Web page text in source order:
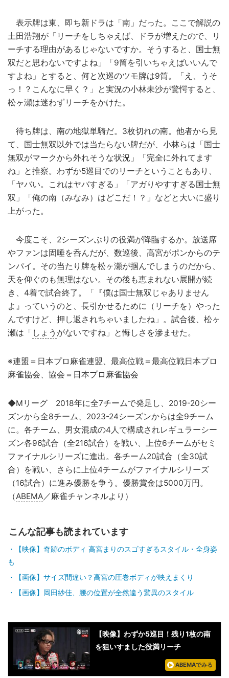
表示牌は東、即ち新ドラは「南」だった。ここで解説の
土田浩翔が「リーチをしちゃえば、ドラが増えたので、リ
ーチする理由があるじゃないですか。そうすると、国士無
双だと思わないですよね」「9筒を引いちゃえばいいんで
すよね」とすると、何と次巡のツモ牌は9筒。「え、うそ
っ！？こんなに早く？」と実況の小林未沙が驚愕すると、
松ヶ瀬は迷わずリーチをかけた。
待ち牌は、南の地獄単騎だ。3枚切れの南。他者から見
て、国士無双以外では当たらない牌だが、小林らは「国士
無双がマークから外れそうな状況」「完全に外れてます
ね」と推察。わずか5巡目でのリーチということもあり、
「ヤバい。これはヤバすぎる」「アガりやすすぎる国士無
双」「俺の南（みなみ）はどこだ！？」などと大いに盛り
上がった。
今度こそ、2シーズンぶりの役満が降臨するか。放送席
やファンは固唾を呑んだが、数巡後、高宮がポンからのテ
ンパイ。その当たり牌を松ヶ瀬が掴んでしまうのだから、
天を仰ぐのも無理はない。その後も恵まれない展開が続
き、4着で試合終了。「『僕は国士無双じゃありません
よ』っていうのと、長引かせるために（リーチを）やった
んですけど、押し返されちゃいましたね」。試合後、松ヶ
瀬は「 しょう がないですね」と悔しさを滲ませた。
※連盟＝日本プロ麻雀連盟、最高位戦＝最高位戦日本プロ
麻雀協会、協会＝日本プロ麻雀協会
◆Mリーグ 2018年に全7チームで発足し、2019-20シー
ズンから全8チーム、2023-24シーズンからは全9チーム
に。各チーム、男女混成の4人で構成されレギュラーシー
ズン各96試合（全216試合）を戦い、上位6チームがセミ
ファイナルシリーズに進出。各チーム20試合（全30試
合）を戦い、さらに上位4チームがファイナルシリーズ
（16試合）に進み優勝を争う。優勝賞金は5000万円。
（ABEMA／麻雀チャンネルより）
こんな記事も読まれています
【映像】奇跡のボディ 高宮まりのスゴすぎるスタイル・全身姿
も
【画像】サイズ間違い？高宮の圧巻ボディが映えまくり
【画像】岡田紗佳、腰の位置が全然違う驚異のスタイル
【映像】わずか5巡目！残り1枚の南
を狙いすました役満リーチ
ABEMAでみる